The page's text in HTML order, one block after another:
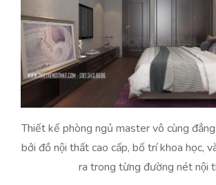
Thiết kế phòng ngủ master vô cùng
bởi đồ nội thất cao cấp, bố trí khoa học,
ra trong từng đường nét nội